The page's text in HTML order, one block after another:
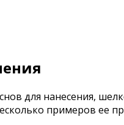
для нанесения,
примеров ее